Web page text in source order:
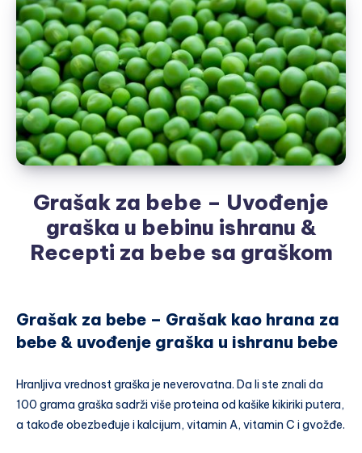
Grašak za bebe – Uvođenje
graška u bebinu ishranu &
Recepti za bebe sa graškom
Grašak za bebe – Grašak kao hrana za
bebe & uvođenje graška u ishranu bebe
Hranljiva vrednost graška je neverovatna. Da li ste znali da
100 grama graška sadrži više proteina od kašike kikiriki putera,
a takođe obezbeđuje i kalcijum, vitamin A, vitamin C i gvožđe.